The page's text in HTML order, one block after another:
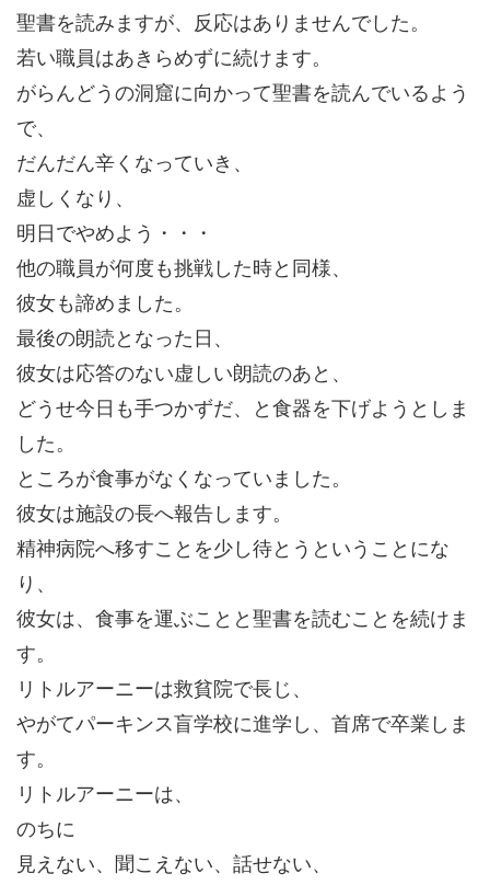
聖書を読みますが、反応はありませんでした。
若い職員はあきらめずに続けます。
がらんどうの洞窟に向かって聖書を読んでいるよう
で、
だんだん辛くなっていき、
虚しくなり、
明日でやめよう・・・
他の職員が何度も挑戦した時と同様、
彼女も諦めました。
最後の朗読となった日、
彼女は応答のない虚しい朗読のあと、
どうせ今日も手つかずだ、と食器を下げようとしま
した。
ところが食事がなくなっていました。
彼女は施設の長へ報告します。
精神病院へ移すことを少し待とうということにな
り、
彼女は、食事を運ぶことと聖書を読むことを続けま
す。
リトルアーニーは救貧院で長じ、
やがてパーキンス盲学校に進学し、首席で卒業しま
す。
リトルアーニーは、
のちに
見えない、聞こえない、話せない、